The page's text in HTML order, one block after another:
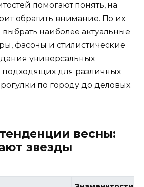
помогают понять, на
обратить внимание. По их
наиболее актуальные
фасоны и стилистические
универсальных
подходящих для различных
по городу до деловых
весны:
звезды